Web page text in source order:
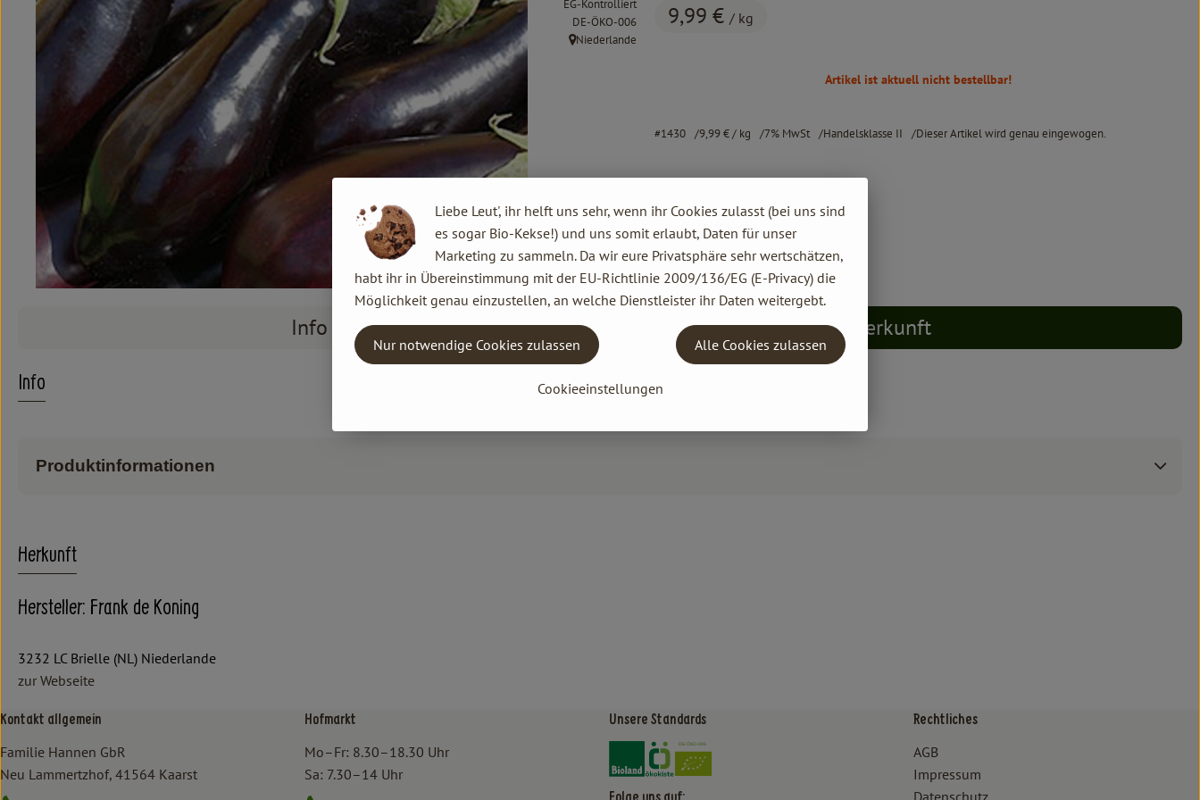
9,99 € / kg
EG-Kontrolliert
, Kontrollstelle:
DE-ÖKO-006
, Herkunft:
Niederlande
Artikel ist aktuell nicht bestellbar!
#1430 9,99 €/ kg 7% MwSt Handelsklasse II Dieser Artikel wird genau eingewogen.
Info Herkunft
Info
Produktinformationen
Herkunft
Hersteller: Frank de Koning
3232 LC Brielle (NL) Niederlande
zur Webseite
Kontakt allgemein
Familie Hannen GbR
Neu Lammertzhof, 41564 Kaarst
Hofmarkt
Mo–Fr: 8.30–18.30 Uhr
Sa: 7.30–14 Uhr
Unsere Standards
Externer Link zu https://www.bioland.de/verbraucher
Externer Link zu https://www.oekokiste.de/
Rechtliches
AGB
Impressum
Datenschutz
Liebe Leut', ihr helft uns sehr, wenn ihr Cookies zulasst (bei uns sind
es sogar Bio-Kekse!) und uns somit erlaubt, Daten für unser
Marketing zu sammeln. Da wir eure Privatsphäre sehr wertschätzen,
habt ihr in Übereinstimmung mit der EU-Richtlinie 2009/136/EG (E-Privacy) die
Möglichkeit genau einzustellen, an welche Dienstleister ihr Daten weitergebt.
Cookieeinstellungen
Nur notwendige Cookies zulassen Alle Cookies zulassen